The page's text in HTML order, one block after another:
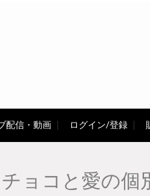
配信・動画 ログイン/登録
ョコと愛の